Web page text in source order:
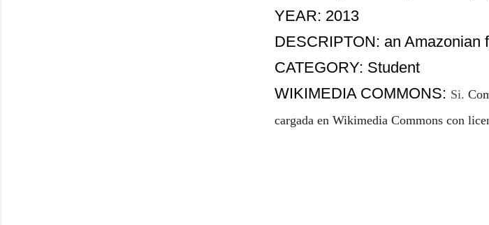
YEAR: 2013
DESCRIPTON: an Amazonian
CATEGORY: Student
WIKIMEDIA COMMONS: Si.
cargada en Wikimedia Commons con